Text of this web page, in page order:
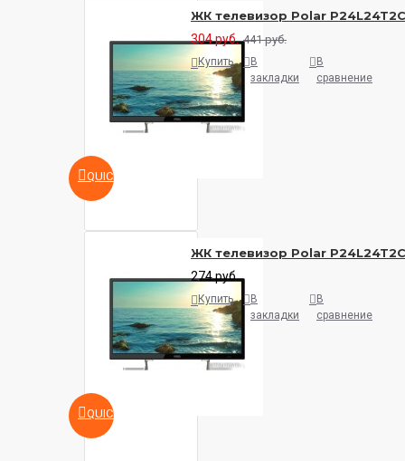
QUICKVIEW
ЖК телевизор Polar P24L24T2C
304 руб. 441 руб.
Купить
В
закладки
В
сравнение
QUICKVIEW
ЖК телевизор Polar P24L24T2C
274 руб.
Купить
В
закладки
В
сравнение